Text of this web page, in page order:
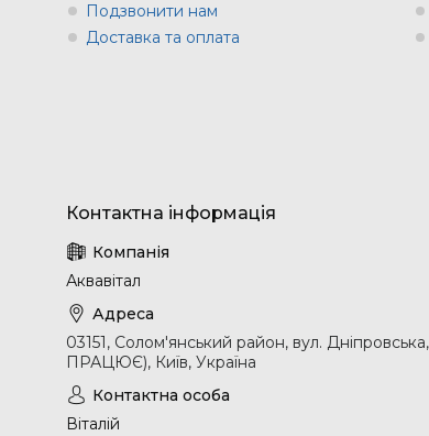
Подзвонити нам
Доставка та оплата
Аквавітал
03151, Солом'янський район, вул.
ПРАЦЮЄ), Київ, Україна
Віталій